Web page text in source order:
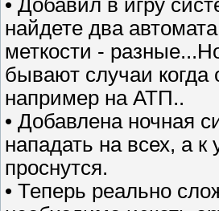
• Добавил в игру
найдете два
меткости -
бывают случаи когда
например на АТП..
• Добавлена ночная
нападать на всех, а
проснутся.
• Теперь реально